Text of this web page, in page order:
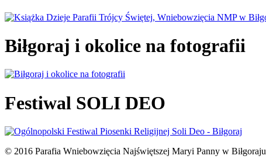
Biłgoraj i okolice na fotografii
Festiwal SOLI DEO
© 2016 Parafia Wniebowzięcia Najświętszej Maryi Panny w Biłgoraju